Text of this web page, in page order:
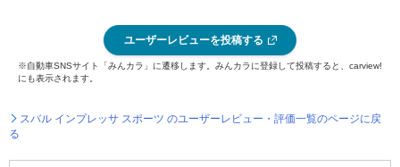
ユーザーレビューを投稿する
※自動車SNSサイト「みんカラ」に遷移します。みんカラに登録して投稿すると、carview!
にも表示されます。
スバル インプレッサ スポーツ のユーザーレビュー・評価一覧のページに戻
る